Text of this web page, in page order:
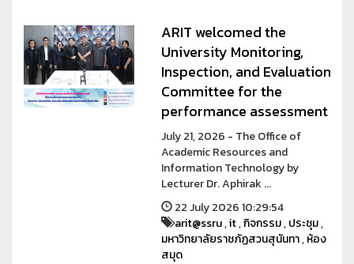
ARIT welcomed the
University Monitoring,
Inspection, and Evaluation
Committee for the
performance assessment
July 21, 2026 - The Office of
Academic Resources and
Information Technology by
Lecturer Dr. Aphirak ...
22 July 2026 10:29:54
arit@ssru,it,กิจกรรม,ประชุม,
มหาวิทยาลัยราชภัฏสวนสุนันทา,ห้อง
สมุด